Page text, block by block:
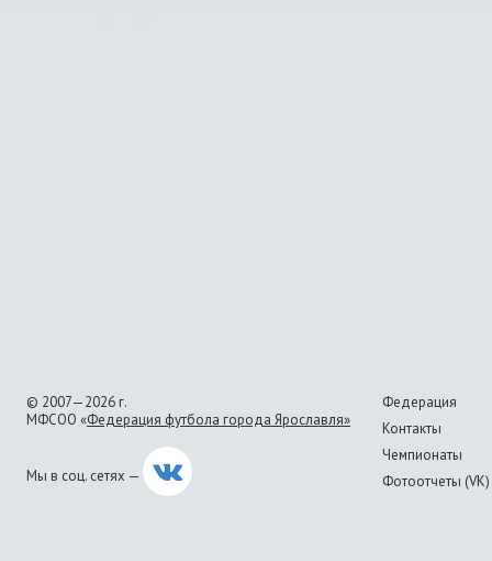
© 2007—2026 г.
МФСОО «Федерация футбола города Ярославля»
Мы в соц. сетях —
Федерация
Контакты
Чемпионаты
Фотоотчеты (VK)